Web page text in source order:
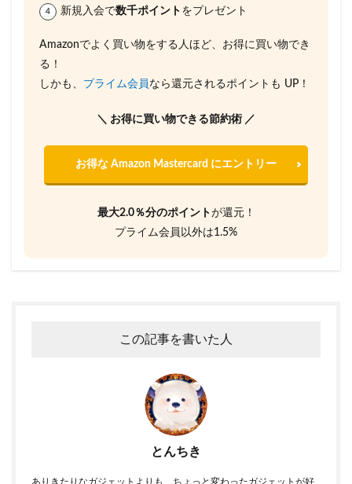
新規入会で数千ポイント をプレゼント
Amazonでよく買い物をする人ほど、お得に買い物でき
る！
しかも、 プライム会員 なら還元されるポイントも UP！
＼ お得に買い物できる節約術 ／
お得な Amazon Mastercard にエントリー
最大2.0％分のポイントが還元！
プライム会員以外は1.5%
この記事を書いた人
とんちき
ありきたりなガジェットよりも、ちょっと変わったガジェットが好